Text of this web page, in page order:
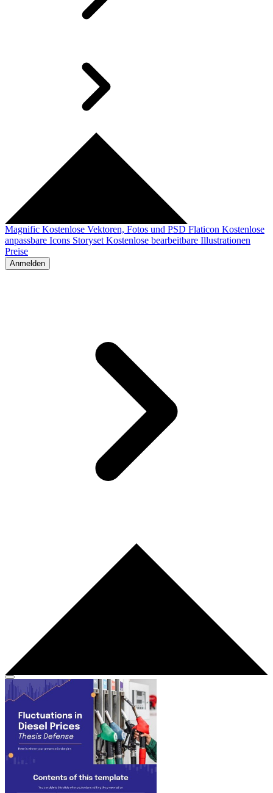
Magnific Kostenlose Vektoren, Fotos und PSD Flaticon Kostenlose
anpassbare Icons Storyset Kostenlose bearbeitbare Illustrationen
Preise
Anmelden